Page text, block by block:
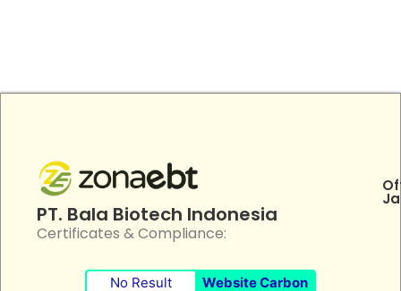
PT. Bala Biotech Indonesia
Certificates & Compliance:
No Result Website Carbon